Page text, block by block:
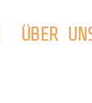
ÜBER